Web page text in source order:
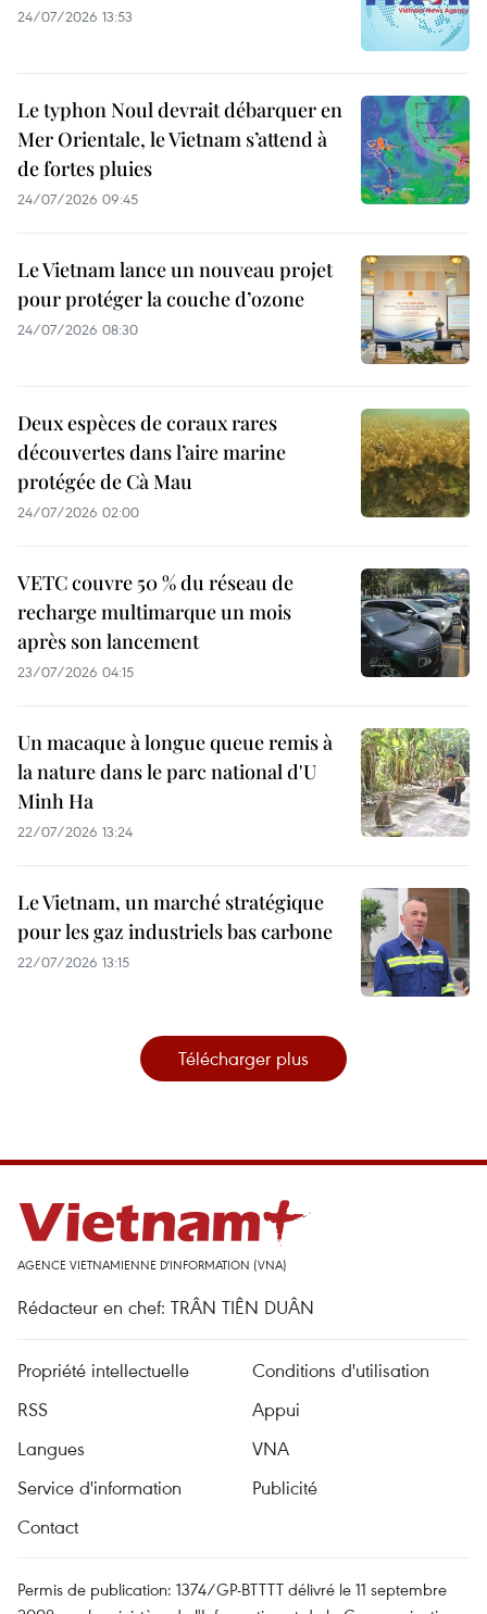
24/07/2026 13:53
Le typhon Noul devrait débarquer en
Mer Orientale, le Vietnam s’attend à
de fortes pluies
24/07/2026 09:45
Le Vietnam lance un nouveau projet
pour protéger la couche d’ozone
24/07/2026 08:30
Deux espèces de coraux rares
découvertes dans l’aire marine
protégée de Cà Mau
24/07/2026 02:00
VETC couvre 50 % du réseau de
recharge multimarque un mois
après son lancement
23/07/2026 04:15
Un macaque à longue queue remis à
la nature dans le parc national d'U
Minh Ha
22/07/2026 13:24
Le Vietnam, un marché stratégique
pour les gaz industriels bas carbone
22/07/2026 13:15
Télécharger plus
AGENCE VIETNAMIENNE D'INFORMATION (VNA)
Rédacteur en chef: TRÂN TIÊN DUÂN
Propriété intellectuelle
Conditions d'utilisation
RSS
Appui
Langues
VNA
Service d'information
Publicité
Contact
Permis de publication: 1374/GP-BTTTT délivré le 11 septembre